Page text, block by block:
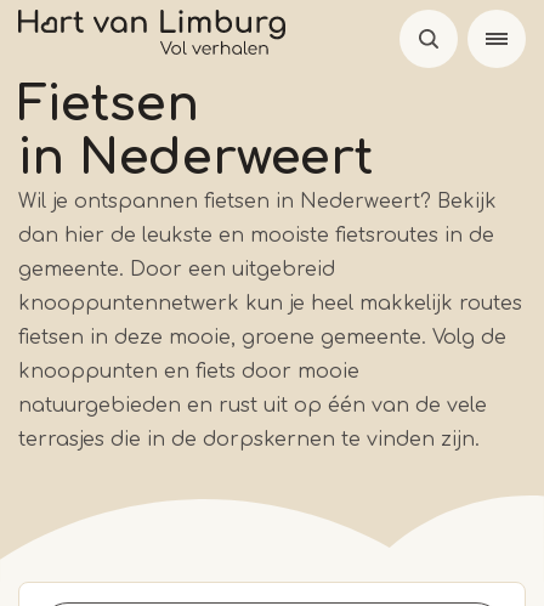
Overslaan
naar
de
inhoud
gaan
Fietsen
in Nederweert
Wil je ontspannen fietsen in Nederweert? Bekijk
dan hier de leukste en mooiste fietsroutes in de
gemeente. Door een uitgebreid
knooppuntennetwerk kun je heel makkelijk routes
fietsen in deze mooie, groene gemeente. Volg de
knooppunten en fiets door mooie
natuurgebieden en rust uit op één van de vele
terrasjes die in de dorpskernen te vinden zijn.